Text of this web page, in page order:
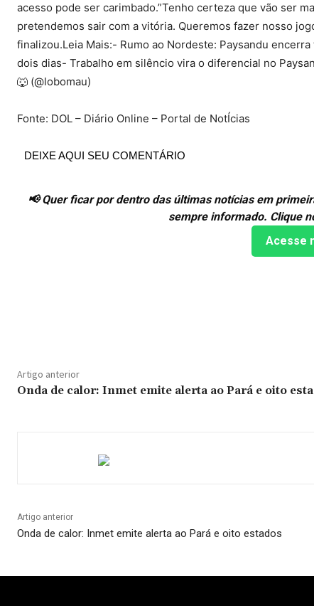
acesso pode ser carimbado.”Tenho certeza que vão ser
pretendemos sair com a vitória. Queremos fazer nosso
finalizou.Leia Mais:- Rumo ao Nordeste: Paysandu
dois dias- Trabalho em silêncio vira o diferencial no
🐺 (@lobomau)
Fonte: DOL – Diário Online – Portal de NotÍcias
DEIXE AQUI SEU COMENTÁRIO
📢 Quer ficar por dentro das últimas notícias em
sempre informado. Clique
Acesse
Artigo anterior
Onda de calor: Inmet emite alerta ao Pará e oito
Artigo anterior
Onda de calor: Inmet emite alerta ao Pará e oito estados